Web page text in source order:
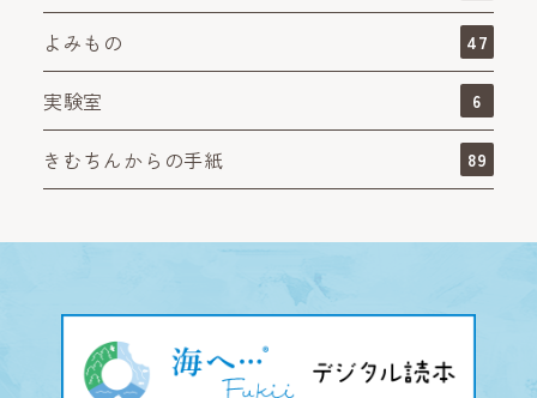
よみもの 47
実験室 6
きむちんからの手紙 89